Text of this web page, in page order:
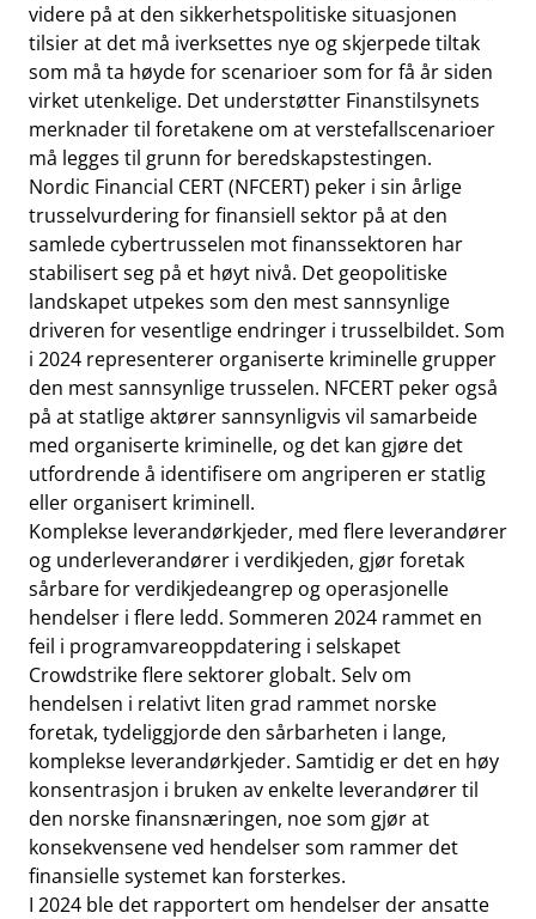
videre på at den sikkerhetspolitiske situasjonen
tilsier at det må iverksettes nye og skjerpede tiltak
som må ta høyde for scenarioer som for få år siden
virket utenkelige. Det understøtter Finanstilsynets
merknader til foretakene om at verstefallscenarioer
må legges til grunn for beredskapstestingen.
Nordic Financial CERT (NFCERT) peker i sin årlige
trusselvurdering for finansiell sektor på at den
samlede cybertrusselen mot finanssektoren har
stabilisert seg på et høyt nivå. Det geopolitiske
landskapet utpekes som den mest sannsynlige
driveren for vesentlige endringer i trusselbildet. Som
i 2024 representerer organiserte kriminelle grupper
den mest sannsynlige trusselen. NFCERT peker også
på at statlige aktører sannsynligvis vil samarbeide
med organiserte kriminelle, og det kan gjøre det
utfordrende å identifisere om angriperen er statlig
eller organisert kriminell.
Komplekse leverandørkjeder, med flere leverandører
og underleverandører i verdikjeden, gjør foretak
sårbare for verdikjedeangrep og operasjonelle
hendelser i flere ledd. Sommeren 2024 rammet en
feil i programvareoppdatering i selskapet
Crowdstrike flere sektorer globalt. Selv om
hendelsen i relativt liten grad rammet norske
foretak, tydeliggjorde den sårbarheten i lange,
komplekse leverandørkjeder. Samtidig er det en høy
konsentrasjon i bruken av enkelte leverandører til
den norske finansnæringen, noe som gjør at
konsekvensene ved hendelser som rammer det
finansielle systemet kan forsterkes.
I 2024 ble det rapportert om hendelser der ansatte